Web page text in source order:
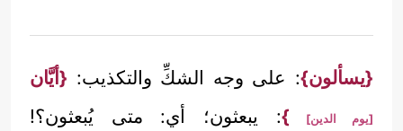
{يسألون}: على وجه الشكِّ والتكذيب: {أيَّان
[يوم الدين] }: يبعثون؛ أي: متى يُبعثون؟!